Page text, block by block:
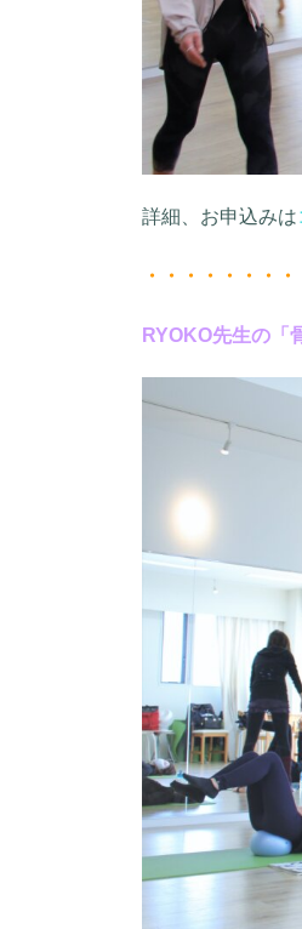
詳細、お申込みは
・・・・・・・
RYOKO先生の「